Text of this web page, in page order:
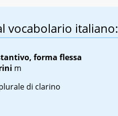
vocabolario italiano:
forma flessa
m
di clarino